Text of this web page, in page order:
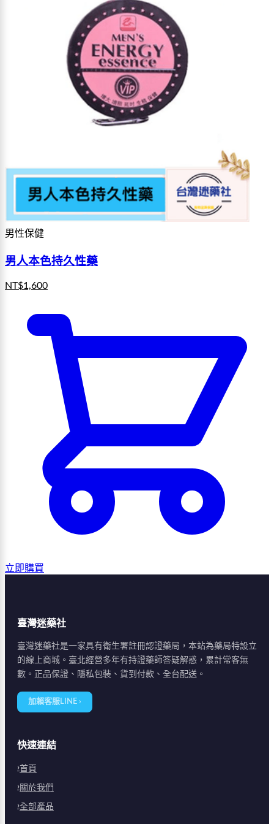
男性保健
男人本色持久性藥
NT$1,600
立即購買
臺灣迷藥社
臺灣迷藥社是一家具有衛生署註冊認證藥局，本站為藥局特設立
的線上商城。臺北經營多年有持證藥師答疑解惑，累計常客無
數。正品保證、隱私包裝、貨到付款、全台配送。
加賴客服LINE ›
快速連結
首頁
關於我們
全部產品